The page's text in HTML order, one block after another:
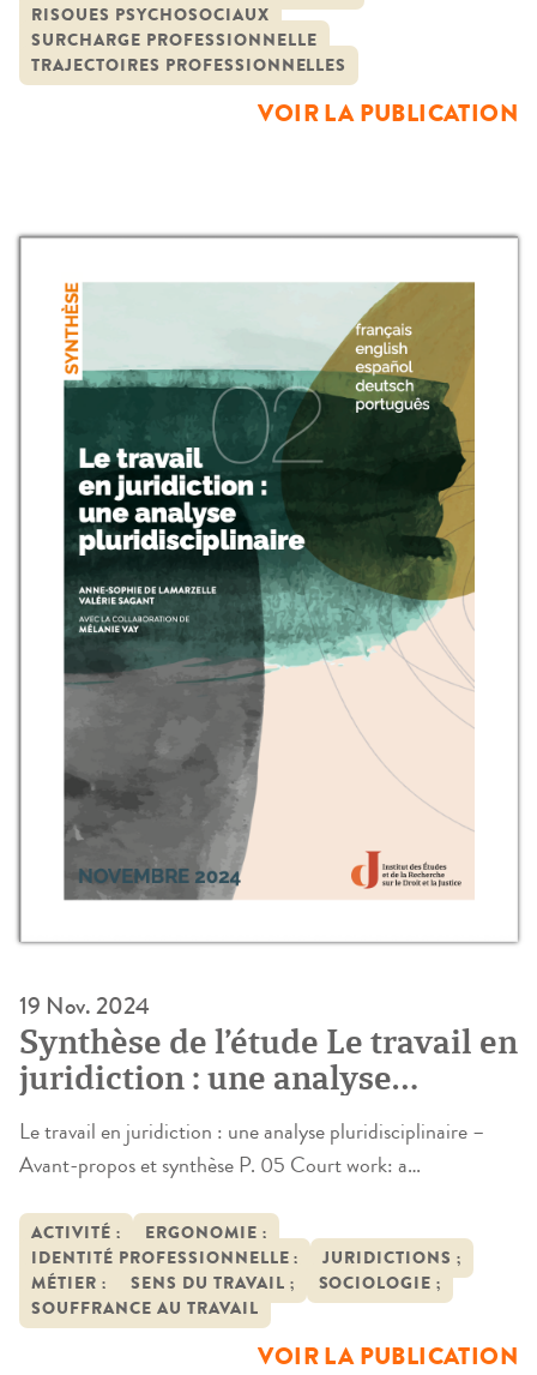
RISQUES PSYCHOSOCIAUX
SURCHARGE PROFESSIONNELLE
TRAJECTOIRES PROFESSIONNELLES
VOIR LA PUBLICATION
19 Nov. 2024
Synthèse de l’étude Le travail en
juridiction : une analyse
pluridisciplinaire – Traductions
en anglais, espagnol, allemand
et portugais
Le travail en juridiction : une analyse pluridisciplinaire –
Avant-propos et synthèse P. 05 Court work: a
trabajo en jurisdicción: un análisis multidisciplinarPrefacio
y resumen P. 49 Die arbeit in der Gerichtsbarkeit: eine
multidisziplinäreVorwort y Zusammenfassung P. 73
Trabalho no tribunal : uma análise multidisciplinarPrefácio
ACTIVITÉ ;
ERGONOMIE ;
IDENTITÉ PROFESSIONNELLE ;
JURIDICTIONS ;
MÉTIER ;
SENS DU TRAVAIL ;
SOCIOLOGIE ;
SOUFFRANCE AU TRAVAIL
VOIR LA PUBLICATION